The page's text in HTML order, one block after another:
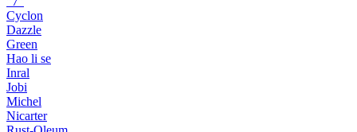
Cyclon
Dazzle
Green
Hao li se
Inral
Jobi
Michel
Nicarter